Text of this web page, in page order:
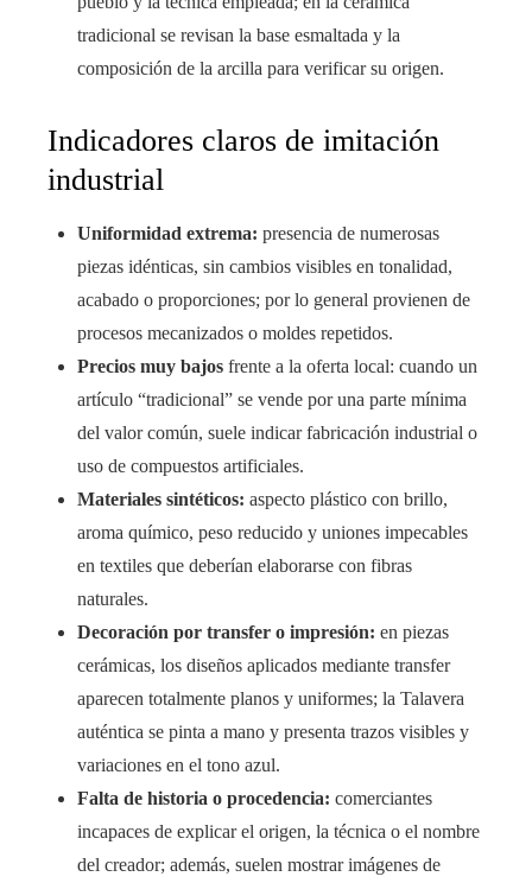
tradicional se revisan la base esmaltada y la
composición de la arcilla para verificar su origen.
Indicadores claros de imitación
industrial
Uniformidad extrema: presencia de numerosas
piezas idénticas, sin cambios visibles en tonalidad,
acabado o proporciones; por lo general provienen de
procesos mecanizados o moldes repetidos.
Precios muy bajos frente a la oferta local: cuando un
artículo “tradicional” se vende por una parte mínima
del valor común, suele indicar fabricación industrial o
uso de compuestos artificiales.
Materiales sintéticos: aspecto plástico con brillo,
aroma químico, peso reducido y uniones impecables
en textiles que deberían elaborarse con fibras
naturales.
Decoración por transfer o impresión: en piezas
cerámicas, los diseños aplicados mediante transfer
aparecen totalmente planos y uniformes; la Talavera
auténtica se pinta a mano y presenta trazos visibles y
variaciones en el tono azul.
Falta de historia o procedencia: comerciantes
incapaces de explicar el origen, la técnica o el nombre
del creador; además, suelen mostrar imágenes de